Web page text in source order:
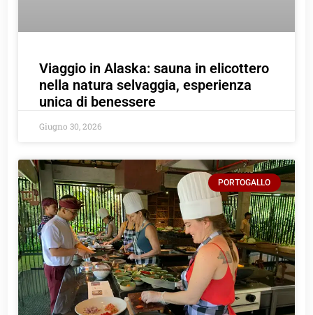
Viaggio in Alaska: sauna in elicottero
nella natura selvaggia, esperienza
unica di benessere
Giugno 30, 2026
PORTOGALLO